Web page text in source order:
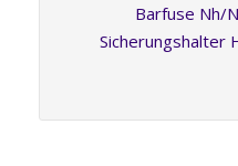
Barfuse Nh/
Sicherungshalter